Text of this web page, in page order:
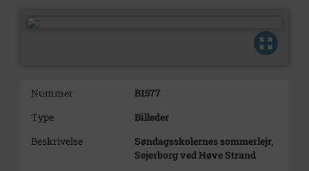
Nummer
B1577
Type
Billeder
Beskrivelse
Søndagsskolernes sommerlejr,
Sejerborg ved Høve Strand